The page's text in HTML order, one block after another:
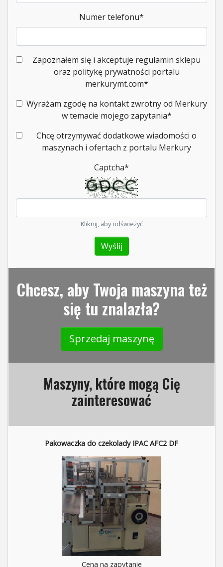
Numer telefonu*
Zapoznałem się i akceptuje regulamin sklepu
oraz politykę prywatności portalu
merkurymt.com*
Wyrażam zgodę na kontakt zwrotny od Merkury
w temacie mojego zapytania*
Chcę otrzymywać dodatkowe wiadomości o
maszynach i ofertach z portalu Merkury
Captcha*
Kliknij, aby odświeżyć
Chcesz, aby Twoja maszyna też
się tu znalazła?
Sprzedaj maszynę
Maszyny, które mogą Cię
zainteresować
Pakowaczka do czekolady IPAC AFC2 DF
Cena na zapytanie